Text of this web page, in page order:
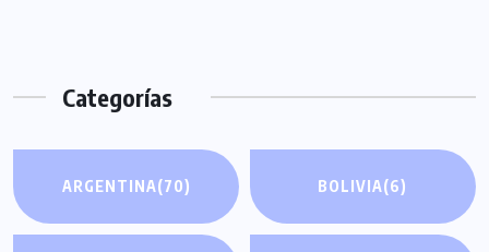
Categorías
ARGENTINA(70) BOLIVIA(6)